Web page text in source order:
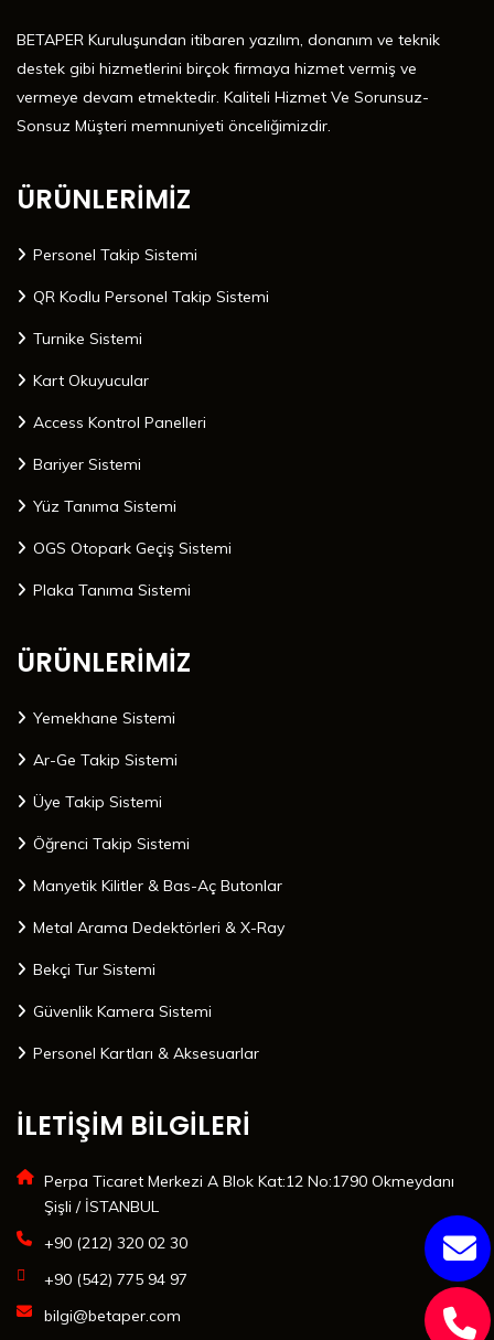
BETAPER Kuruluşundan itibaren yazılım, donanım ve teknik
destek gibi hizmetlerini birçok firmaya hizmet vermiş ve
vermeye devam etmektedir. Kaliteli Hizmet Ve Sorunsuz-
Sonsuz Müşteri memnuniyeti önceliğimizdir.
ÜRÜNLERİMİZ
Personel Takip Sistemi
QR Kodlu Personel Takip Sistemi
Turnike Sistemi
Kart Okuyucular
Access Kontrol Panelleri
Bariyer Sistemi
Yüz Tanıma Sistemi
OGS Otopark Geçiş Sistemi
Plaka Tanıma Sistemi
ÜRÜNLERİMİZ
Yemekhane Sistemi
Ar-Ge Takip Sistemi
Üye Takip Sistemi
Öğrenci Takip Sistemi
Manyetik Kilitler & Bas-Aç Butonlar
Metal Arama Dedektörleri & X-Ray
Bekçi Tur Sistemi
Güvenlik Kamera Sistemi
Personel Kartları & Aksesuarlar
İLETİŞİM BİLGİLERİ
Perpa Ticaret Merkezi A Blok Kat:12 No:1790 Okmeydanı
Şişli / İSTANBUL
+90 (212) 320 02 30
+90 (542) 775 94 97
bilgi@betaper.com